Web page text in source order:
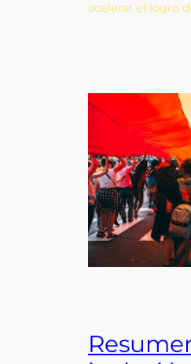
acelerar el logro